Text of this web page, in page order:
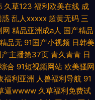
久草123 福利欧美在线 成
惑 乱人xxxxx 超黄无码 三
网 精品亚洲成a人 国产精品
品无 91国产小视频 日韩美
产主播第37页 青久青青 日
合 91短视频网站 欧美骚网
福利亚洲 人兽福利导航 91
逼wwww 久草福利免费试